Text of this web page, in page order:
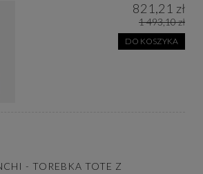
821,21 zł
1 493,10 zł
DO KOSZYKA
- TOREBKA TOTE Z